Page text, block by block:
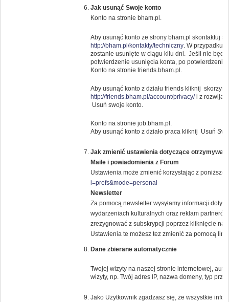
Jak usunąć Swoje konto
Konto na stronie bham.pl.
Aby usunąć konto ze strony bham.pl skontaktuj
http://bham.pl/kontakty/techniczny. W przypadku
zostanie usunięte w ciągu kilu dni. Jeśli nie
potwierdzenie usunięcia konta, po
Konto na stronie friends.bham.pl.
Aby usunąć konto z działu friends kliknij
http://friends.bham.pl/account/privacy/i z
Usuń swoje konto.
Konto na stronie job.bham.pl.
Aby usunąć konto z działo praca kliknij Usuń
Jak zmienić ustawienia dotyczące
Maile i powiadomienia z Forum
Ustawienia może zmienić korzystając z
i=prefs&mode=personal
Newsletter
Za pomocą newsletter wysyłamy informacji
wydarzeniach kulturalnych oraz reklam
zrezygnować z subskrypcji poprzez kliknięcie na
Ustawienia te możesz tez zmienić za pomocą
Dane zbierane automatycznie
Twojej wizyty na naszej stronie internetowej,
wizyty, np. Twój adres IP, nazwa domeny, typ
Jako Użytkownik zgadzasz się, że wszystkie